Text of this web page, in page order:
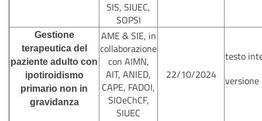
SIS, SIUEC,
SOPSI
Gestione
terapeutica del
paziente adulto con
ipotiroidismo
primario non in
gravidanza
AME & SIE, in
collaborazione
con AIMN,
AIT, ANIED,
CAPE, FADOI,
SIOeChCF,
SIUEC
22/10/2024
testo